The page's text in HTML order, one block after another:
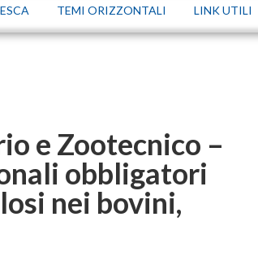
TEMI ORIZZONTALI LINK UTILI
e Zootecnico –
obbligatori
nei bovini,